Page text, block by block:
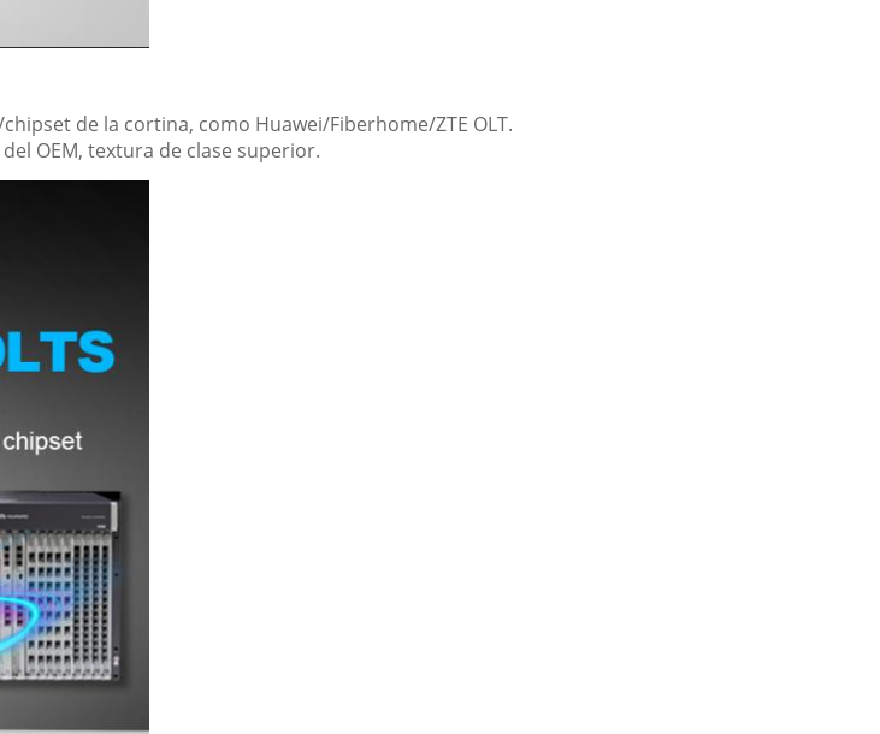
de la cortina, como Huawei/Fiberhome/ZTE OLT.
OEM, textura de clase superior.